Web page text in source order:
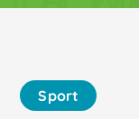
Sport